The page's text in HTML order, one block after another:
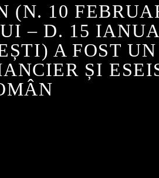
(N. 10
– D. 15
A FOST UN
ȘI